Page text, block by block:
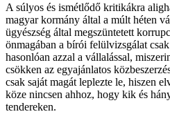
A súlyos és ismétlődő kritikákra
magyar kormány által a múlt héten
ügyészség által megszüntetett
önmagában a bírói felülvizsgálat
hasonlóan azzal a vállalással,
csökken az egyajánlatos
csak saját magát leplezte le, hiszen
köze nincsen ahhoz, hogy kik és
tendereken.